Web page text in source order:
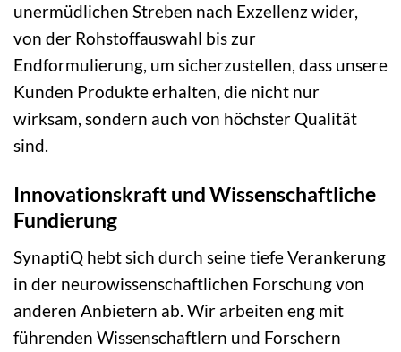
unermüdlichen Streben nach Exzellenz wider,
von der Rohstoffauswahl bis zur
Endformulierung, um sicherzustellen, dass unsere
Kunden Produkte erhalten, die nicht nur
wirksam, sondern auch von höchster Qualität
sind.
Innovationskraft und Wissenschaftliche
Fundierung
SynaptiQ hebt sich durch seine tiefe Verankerung
in der neurowissenschaftlichen Forschung von
anderen Anbietern ab. Wir arbeiten eng mit
führenden Wissenschaftlern und Forschern